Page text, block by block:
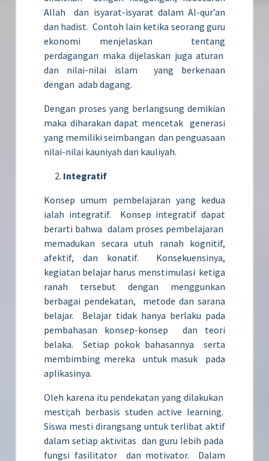
Allah dan isyarat-isyarat dalam Al-qur’an
dan hadist. Contoh lain ketika seorang guru
ekonomi menjelaskan tentang
perdagangan maka dijelaskan juga aturan
dan nilai-nilai islam yang berkenaan
dengan adab dagang.
Dengan proses yang berlangsung demikian
maka diharakan dapat mencetak generasi
yang memiliki seimbangan dan penguasaan
nilai-nilai kauniyah dan kauliyah.
Integratif
Konsep umum pembelajaran yang kedua
ialah integratif. Konsep integratif dapat
berarti bahwa dalam proses pembelajaran
memadukan secara utuh ranah kognitif,
afektif, dan konatif. Konsekuensinya,
kegiatan belajar harus menstimulasi ketiga
ranah tersebut dengan menggunkan
berbagai pendekatan, metode dan sarana
belajar. Belajar tidak hanya berlaku pada
pembahasan konsep-konsep dan teori
belaka. Setiap pokok bahasannya serta
membimbing mereka untuk masuk pada
aplikasinya.
Oleh karena itu pendekatan yang dilakukan
mesti;ah berbasis studen active learning.
Siswa mesti dirangsang untuk terlibat aktif
dalam setiap aktivitas dan guru lebih pada
fungsi fasilitator dan motivator. Dalam